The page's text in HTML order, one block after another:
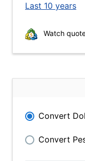
Last 10 years
Watch
Convert
Convert